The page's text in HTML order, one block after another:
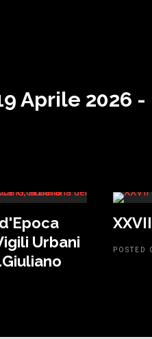
Aprile 2026
Urbani